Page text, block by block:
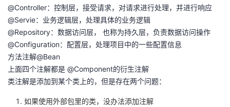
@Controller：控制层，接受请求，对请求进行处理，并进行响应
@Servie：业务逻辑层，处理具体的业务逻辑
@Repository：数据访问层， 也称为持久层，负责数据访问操作
@Configuration：配置层，处理项目中的一些配置信息
方法注解@Bean
上面四个注解都是 @Component的衍生注解
类注解是添加到某个类上的，但是存在两个问题：
如果使用外部包里的类，没办法添加注解